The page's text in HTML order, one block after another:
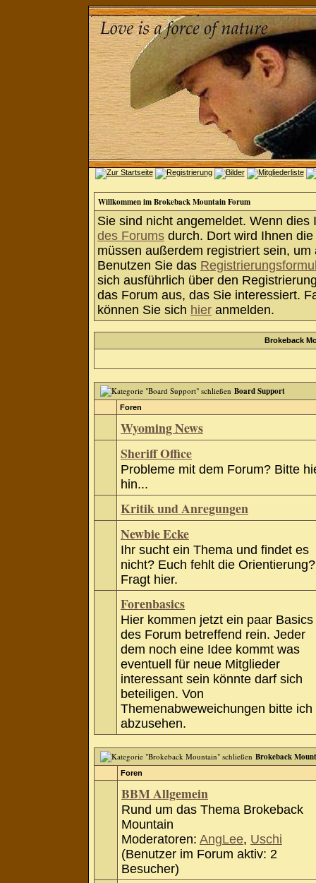
Willkommen im Brokeback Mountain Forum
Sie sind nicht angemeldet. Wenn
des Forums durch. Dort wird Ihnen
müssen außerdem registriert sein,
Benutzen Sie das
sich ausführlich über den
das Forum aus, das Sie interessiert.
können Sie sich hier anmelden.
Brokeback
Board Support
Foren
Wyoming News
Sheriff Office
Probleme mit dem Forum? Bitte
hin...
Kritik und Anregungen
Newbie Ecke
Ihr sucht ein Thema und findet es
nicht? Euch fehlt die Orientierung?
Fragt hier.
Forenbasics
Hier kommen jetzt ein paar Basics
des Forum betreffend rein. Jeder
dem noch eine Idee kommt was
eventuell für neue Mitglieder
interessant sein könnte darf sich
beteiligen. Von
Themenabweweichungen bitte ich
abzusehen.
Brokeback
Foren
BBM Allgemein
Rund um das Thema Brokeback
Mountain
Moderatoren: AngLee, Uschi
(Benutzer im Forum aktiv: 2
Besucher)